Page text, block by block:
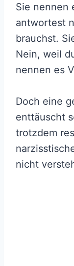
Sie nennen
antwortest
brauchst.
Nein, weil
nennen es
Doch eine
enttäuscht
trotzdem
nicht